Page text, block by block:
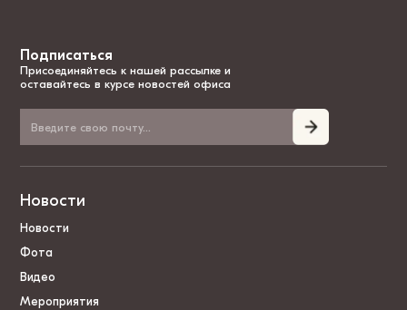
Подписаться
Присоединяйтесь к нашей рассылке и
оставайтесь в курсе новостей офиса
Новости
Новости
Фота
Видео
Мероприятия